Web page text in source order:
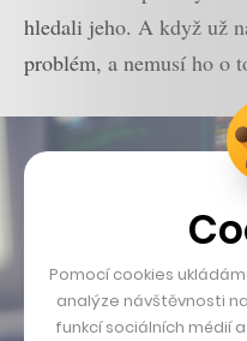
hledali jeho. A když už
problém, a nemusí ho o
Pomocí cookies
analýze návštěvnosti
funkcí sociálních médií